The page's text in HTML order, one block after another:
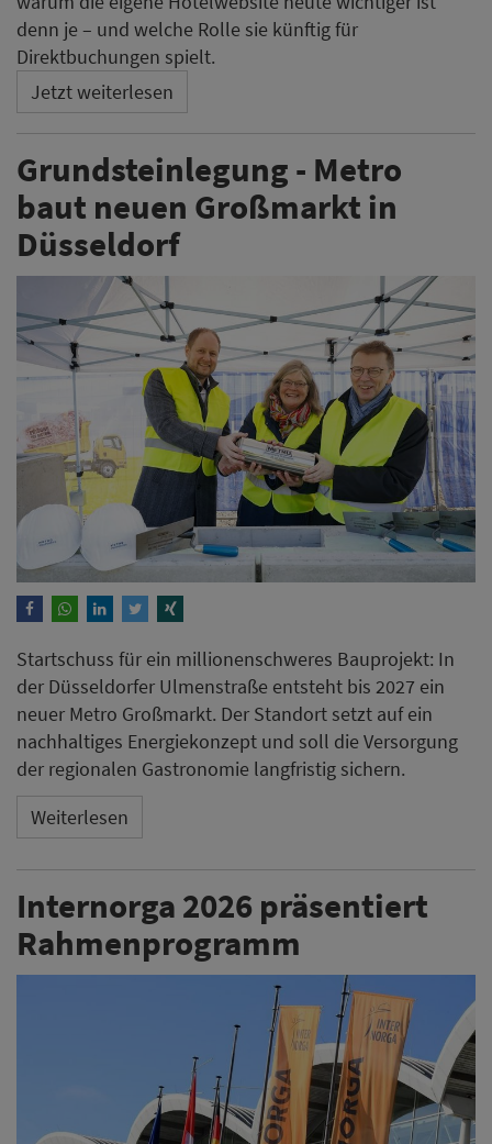
denn je – und welche Rolle sie künftig für
Direktbuchungen spielt.
Jetzt weiterlesen
Grundsteinlegung - Metro
baut neuen Großmarkt in
Düsseldorf
Startschuss für ein millionenschweres Bauprojekt: In
der Düsseldorfer Ulmenstraße entsteht bis 2027 ein
neuer Metro Großmarkt. Der Standort setzt auf ein
nachhaltiges Energiekonzept und soll die Versorgung
der regionalen Gastronomie langfristig sichern.
Weiterlesen
Internorga 2026 präsentiert
Rahmenprogramm